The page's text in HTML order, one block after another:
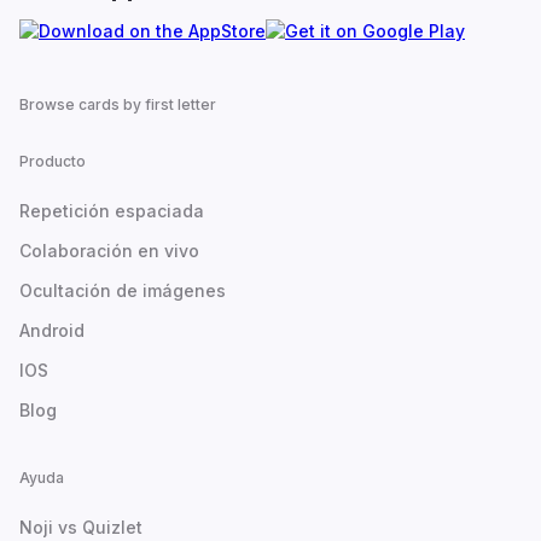
Browse cards by first letter
Producto
Repetición espaciada
Colaboración en vivo
Ocultación de imágenes
Android
IOS
Blog
Ayuda
Noji vs Quizlet